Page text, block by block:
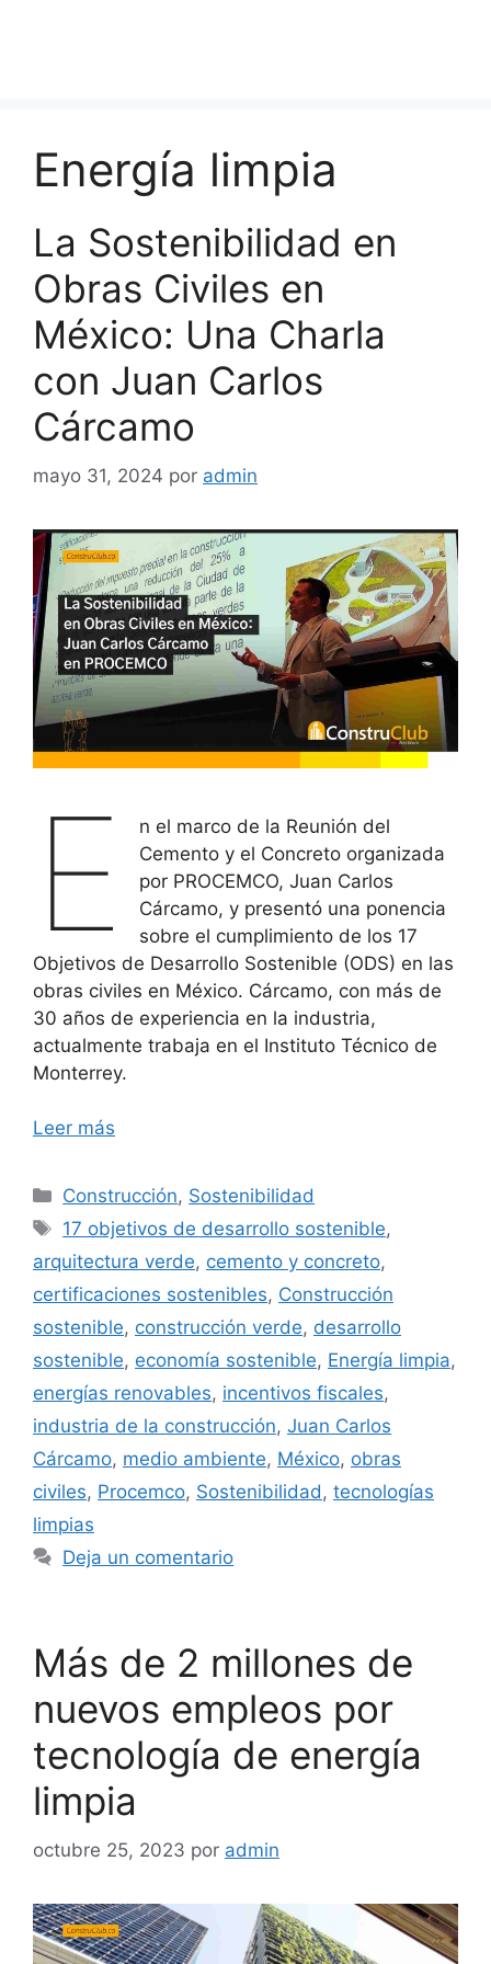
Energía limpia
La Sostenibilidad en
Obras Civiles en
México: Una Charla
con Juan Carlos
Cárcamo
mayo 31, 2024 por admin
E
n el marco de la Reunión del
Cemento y el Concreto organizada
por PROCEMCO, Juan Carlos
Cárcamo, y presentó una ponencia
sobre el cumplimiento de los 17
Objetivos de Desarrollo Sostenible (ODS) en las
obras civiles en México. Cárcamo, con más de
30 años de experiencia en la industria,
actualmente trabaja en el Instituto Técnico de
Monterrey.
Leer más
Categorías
Construcción, Sostenibilidad
Etiquetas
17 objetivos de desarrollo sostenible,
arquitectura verde, cemento y concreto,
certificaciones sostenibles, Construcción
sostenible, construcción verde, desarrollo
sostenible, economía sostenible, Energía limpia,
energías renovables, incentivos fiscales,
industria de la construcción, Juan Carlos
Cárcamo, medio ambiente, México, obras
civiles, Procemco, Sostenibilidad, tecnologías
limpias
Deja un comentario
Más de 2 millones de
nuevos empleos por
tecnología de energía
limpia
octubre 25, 2023 por admin